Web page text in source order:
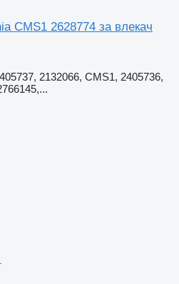
CMS1 2628774 за влекач
2132066, CMS1, 2405736,